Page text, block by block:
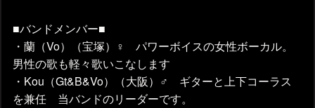
■バンドメンバー■
・蘭（Vo）（宝塚）♀ パワーボイスの女性ボーカル。
男性の歌も軽々歌いこなします
・Kou（Gt&B&Vo）（大阪）♂ ギターと上下コーラス
を兼任 当バンドのリーダーです。